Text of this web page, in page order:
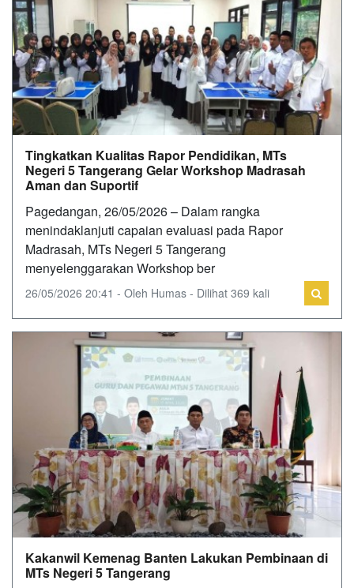
Tingkatkan Kualitas Rapor Pendidikan, MTs
Negeri 5 Tangerang Gelar Workshop Madrasah
Aman dan Suportif
Pagedangan, 26/05/2026 – Dalam rangka
menindaklanjuti capaian evaluasi pada Rapor
Madrasah, MTs Negeri 5 Tangerang
menyelenggarakan Workshop ber
26/05/2026 20:41 - Oleh Humas - Dilihat 369 kali
Kakanwil Kemenag Banten Lakukan Pembinaan di
MTs Negeri 5 Tangerang